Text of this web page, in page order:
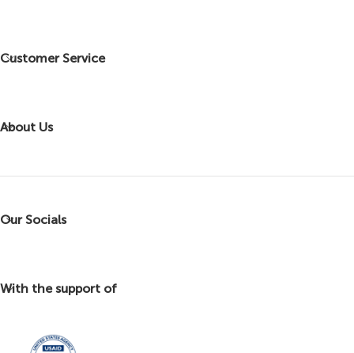
Customer Service
About Us
Our Socials
With the support of